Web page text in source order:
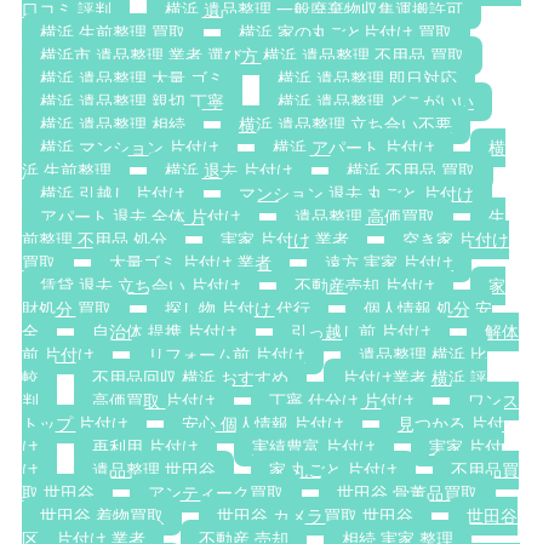
口コミ 評判
横浜 遺品整理 一般廃棄物収集運搬許可
横浜 生前整理 買取
横浜 家の丸ごと片付け 買取
横浜市 遺品整理 業者 選び方 横浜 遺品整理 不用品 買取
横浜 遺品整理 大量 ゴミ
横浜 遺品整理 即日対応
横浜 遺品整理 親切 丁寧
横浜 遺品整理 どこがいい
横浜 遺品整理 相続
横浜 遺品整理 立ち合い不要
横浜 マンション 片付け
横浜 アパート 片付け
横
浜 生前整理
横浜 退去 片付け
横浜 不用品 買取
横浜 引越し 片付け
マンション 退去 丸ごと 片付け
アパート 退去 全体 片付け
遺品整理 高価買取
生
前整理 不用品 処分
実家 片付け 業者
空き家 片付け
買取
大量ゴミ 片付け 業者
遠方 実家 片付け
賃貸 退去 立ち会い 片付け
不動産売却 片付け
家
財処分 買取
探し物 片付け 代行
個人情報 処分 安
全
自治体 提携 片付け 引っ越し前 片付け
解体
前 片付け
リフォーム前 片付け
遺品整理 横浜 比
較
不用品回収 横浜 おすすめ
片付け業者 横浜 評
判
高価買取 片付け 丁寧 仕分け 片付け
ワンス
トップ 片付け
安心 個人情報 片付け
見つかる 片付
け
再利用 片付け 実績豊富 片付け
実家 片付
け
遺品整理 世田谷 家 丸ごと 片付け
不用品買
取 世田谷
アンティーク買取
世田谷 骨董品買取
世田谷 着物買取
世田谷 カメラ買取 世田谷
世田谷
区 片付け 業者
不動産 売却
相続 実家 整理